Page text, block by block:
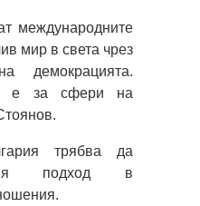
международните
мир в света чрез
демокрацията.
е за сфери на
трябва да
подход в